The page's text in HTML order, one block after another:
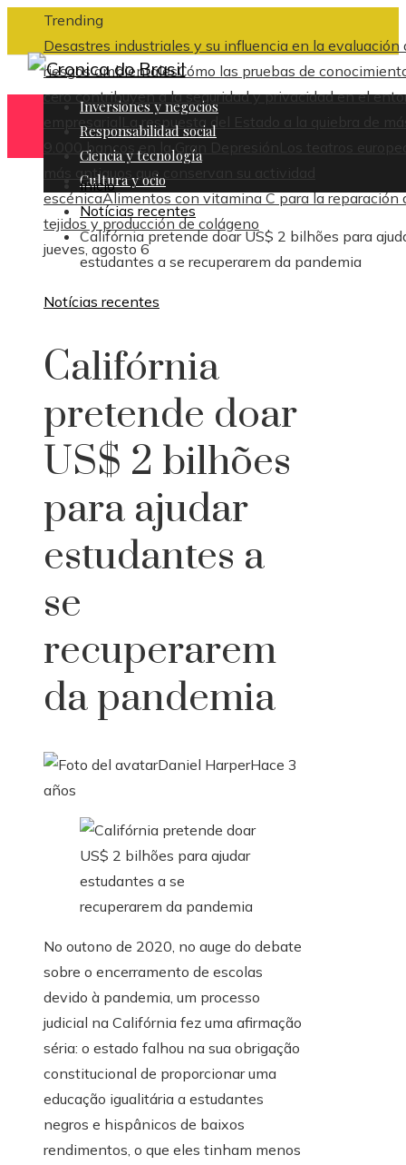
Trending
Desastres industriales y su influencia en la evaluación
riesgos ambientalesCómo las pruebas de
cero contribuyen a la seguridad y privacidad en el
empresarial
La respuesta del Estado a la quiebra de
9.000 bancos en la Gran Depresión
Los teatros
más antiguos que conservan su actividad
escénicaAlimentos con vitamina C para la reparación
tejidos y producción de colágeno
jueves, agosto 6
Inversiones y negocios
Responsabilidad social
Ciencia y tecnología
Cultura y ocio
Inicio
Notícias recentes
Califórnia pretende doar US$ 2 bilhões para
estudantes a se recuperarem da pandemia
Notícias recentes
Califórnia
pretende doar
US$ 2 bilhões
para ajudar
estudantes a
se
recuperarem
da pandemia
Daniel HarperHace 3
años
No outono de 2020, no auge do debate
sobre o encerramento de escolas
devido à pandemia, um processo
judicial na Califórnia fez uma afirmação
séria: o estado falhou na sua obrigação
constitucional de proporcionar uma
educação igualitária a estudantes
negros e hispânicos de baixos
rendimentos, o que eles tinham menos